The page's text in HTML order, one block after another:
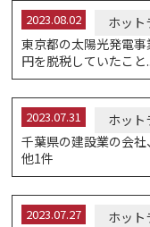
2023.08.02
ホット
東京都の太陽光発電
円を脱税していたこと
2023.07.31
ホット
千葉県の建設業の会
他1件
2023.07.27
ホット